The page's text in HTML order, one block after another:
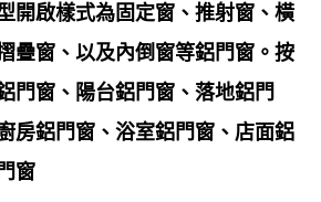
供品質第一，顧客至上用心傾聽
您個人的客製化服務
開啟樣式為固定窗、推射窗、橫
疊窗、以及內倒窗等鋁門窗。按
門窗、陽台鋁門窗、落地鋁門
房鋁門窗、浴室鋁門窗、店面鋁
窗